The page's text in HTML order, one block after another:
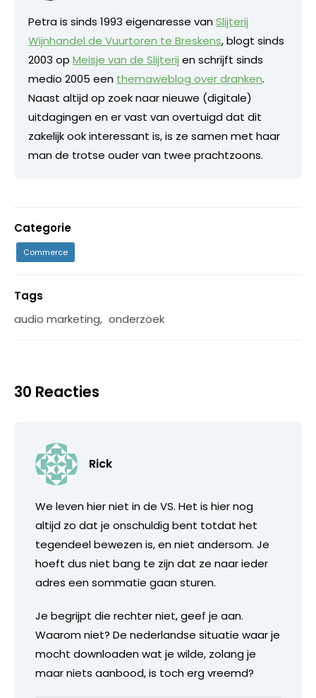
Petra is sinds 1993 eigenaresse vanSlijterij
Wijnhandel de Vuurtoren te Breskens, blogt sinds
2003 op Meisje van de Slijterij en schrijft sinds
medio 2005 een themaweblog over dranken.
Naast altijd op zoek naar nieuwe (digitale)
uitdagingen en er vast van overtuigd dat dit
zakelijk ook interessant is, is ze samen met haar
man de trotse ouder van twee prachtzoons.
Categorie
Commerce
Tags
audio marketing, onderzoek
30 Reacties
Rick
We leven hier niet in de VS. Het is hier nog
altijd zo dat je onschuldig bent totdat het
tegendeel bewezen is, en niet andersom. Je
hoeft dus niet bang te zijn dat ze naar ieder
adres een sommatie gaan sturen.
Je begrijpt die rechter niet, geef je aan.
Waarom niet? De nederlandse situatie waar je
mocht downloaden wat je wilde, zolang je
maar niets aanbood, is toch erg vreemd?